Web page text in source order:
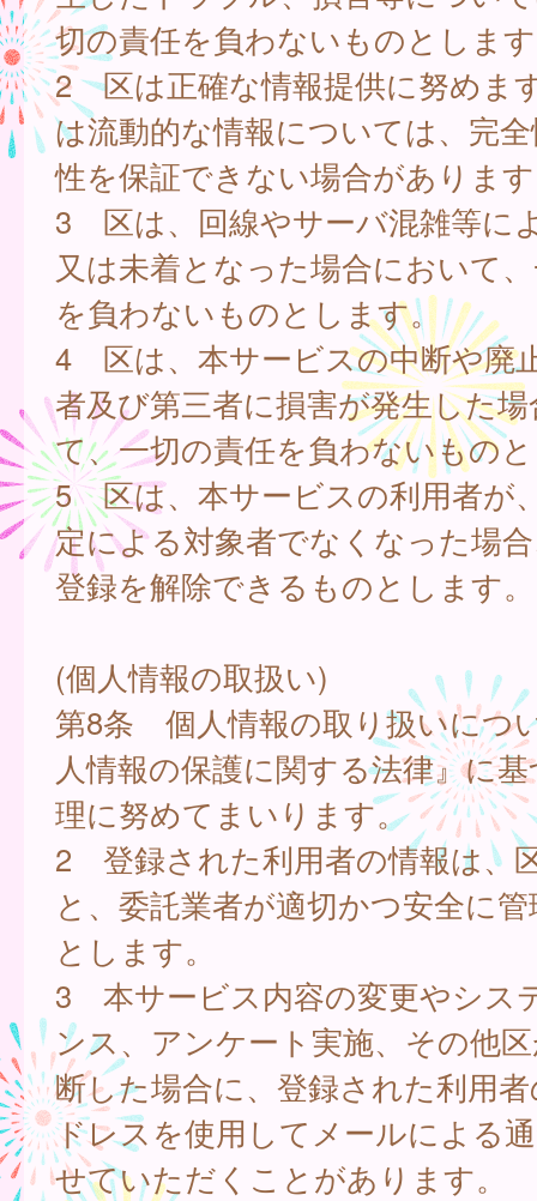
切の責任を負わないものとしま
2 区は正確な情報提供に努めま
は流動的な情報については、完
性を保証できない場合がありま
3 区は、回線やサーバ混雑等に
又は未着となった場合において
を負わないものとします。
4 区は、本サービスの中断や廃
者及び第三者に損害が発生した
て、一切の責任を負わないもの
5 区は、本サービスの利用者が
定による対象者でなくなった場
登録を解除できるものとします。
(個人情報の取扱い)
第8条 個人情報の取り扱いにつ
人情報の保護に関する法律』に
理に努めてまいります。
2 登録された利用者の情報は、
と、委託業者が適切かつ安全に
とします。
3 本サービス内容の変更やシス
ンス、アンケート実施、その他
断した場合に、登録された利用
ドレスを使用してメールによる
せていただくことがあります。